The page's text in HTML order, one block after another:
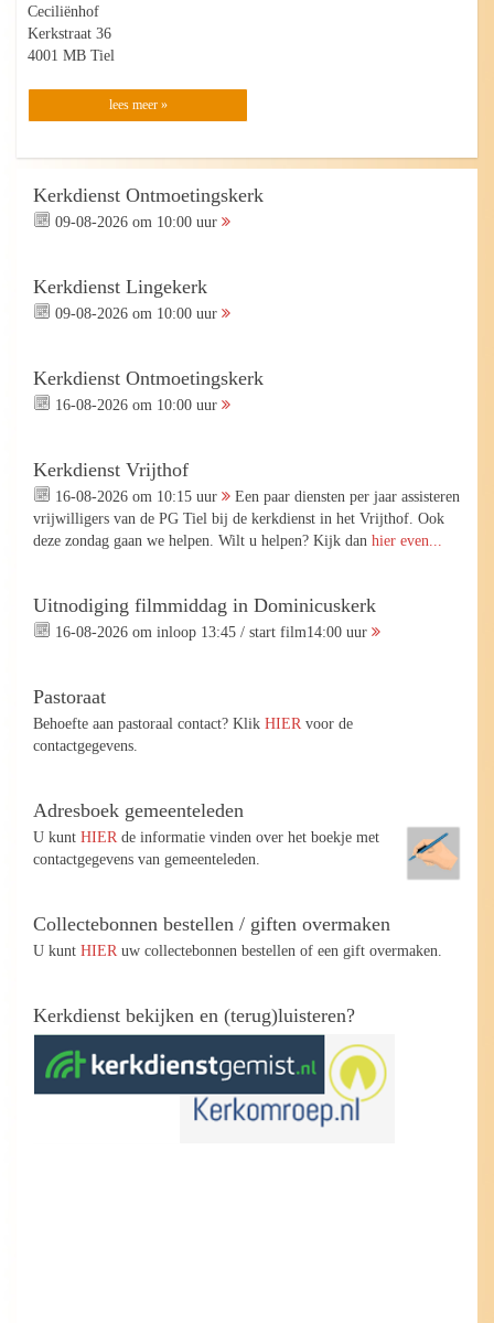
Ceciliënhof
Kerkstraat 36
4001 MB Tiel
lees meer »
Kerkdienst Ontmoetingskerk
09-08-2026 om 10:00 uur
Kerkdienst Lingekerk
09-08-2026 om 10:00 uur
Kerkdienst Ontmoetingskerk
16-08-2026 om 10:00 uur
Kerkdienst Vrijthof
16-08-2026 om 10:15 uur
Een paar diensten per jaar assisteren
vrijwilligers van de PG Tiel bij de kerkdienst in het Vrijthof. Ook
deze zondag gaan we helpen. Wilt u helpen? Kijk dan hier even...
Uitnodiging filmmiddag in Dominicuskerk
16-08-2026 om inloop 13:45 / start film14:00 uur
Pastoraat
Behoefte aan pastoraal contact? Klik HIERvoor de
contactgegevens.
Adresboek gemeenteleden
U kunt HIERde informatie vinden over het boekje met
contactgegevens van gemeenteleden.
Collectebonnen bestellen / giften overmaken
U kunt HIERuw collectebonnen bestellen of een gift overmaken.
Kerkdienst bekijken en (terug)luisteren?